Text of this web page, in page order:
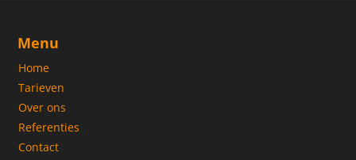
Menu
Home
Tarieven
Over ons
Referenties
Contact